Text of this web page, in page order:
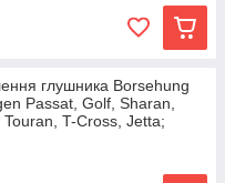
глушника Borsehung
Passat, Golf, Sharan,
T-Cross, Jetta;